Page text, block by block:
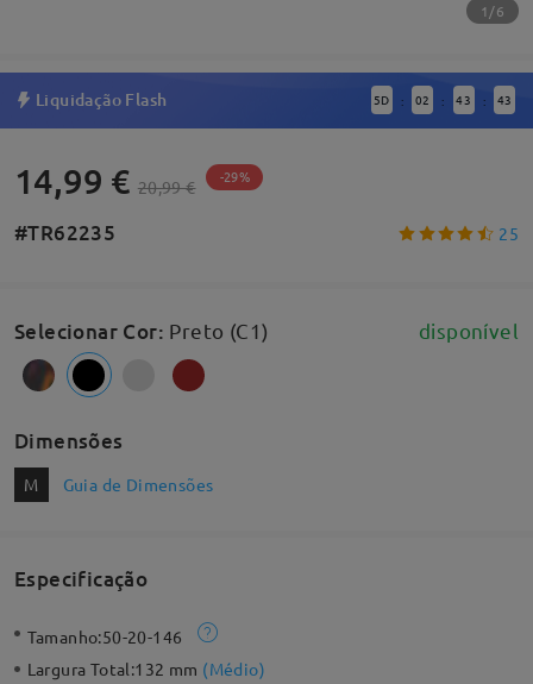
1/6
Liquidação Flash 5D : 02 : 43 : 42
14,99 € 20,99 € -29%
#TR62235 25
Selecionar Cor: Preto (C1) disponível
Dimensões
M Guia de Dimensões
Especificação
Tamanho:50-20-146
Largura Total:132 mm (Médio)